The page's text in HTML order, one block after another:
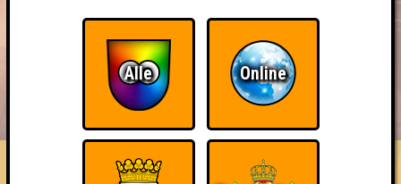
HIGHSCORE RESERVIERUNG
FAQ ÜBER UNS
Alle Online